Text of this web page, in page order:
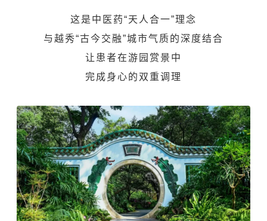
这是中医药“天人合一”理念
与越秀“古今交融”城市气质的深度结合
让患者在游园赏景中
完成身心的双重调理